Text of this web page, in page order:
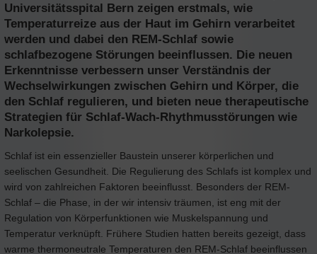
Universitätsspital Bern zeigen erstmals, wie
Temperaturreize aus der Haut im Gehirn verarbeitet
werden und dabei den REM-Schlaf sowie
schlafbezogene Störungen beeinflussen. Die neuen
Erkenntnisse verbessern unser Verständnis der
Wechselwirkungen zwischen Gehirn und Körper, die
den Schlaf regulieren, und bieten neue therapeutische
Strategien für Schlaf-Wach-Rhythmusstörungen wie
Narkolepsie.
Schlaf ist ein essenzieller Baustein unserer körperlichen und
seelischen Gesundheit. Die Regulierung des Schlafs ist komplex und
wird von zahlreichen Faktoren beeinflusst. Besonders der REM-
Schlaf – die Phase, in der wir intensiv träumen, ist eng mit der
Regulation von Körperfunktionen wie Muskelspannung und
Temperatur verknüpft. Frühere Studien hatten bereits gezeigt, dass
warme thermoneutrale Temperaturen den REM-Schlaf beeinflussen